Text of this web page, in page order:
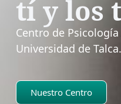
tí y los
Centro de
Universidad de Talca.
Nuestro Centro